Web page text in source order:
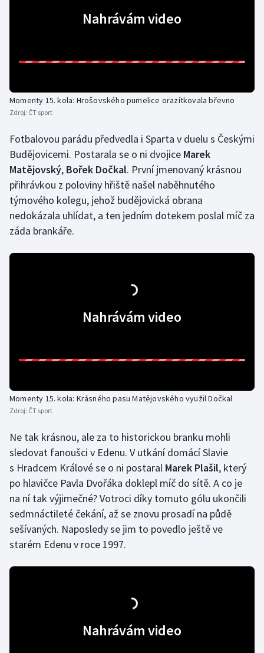
Nahrávám video
Momenty 15. kola: Hrošovského pumelice orazítkovala břevno
Zdroj: ČT sport
Fotbalovou parádu předvedla i Sparta v duelu s Českými
Budějovicemi. Postarala se o ni dvojice Marek
Matějovský, Bořek Dočkal. První jmenovaný krásnou
přihrávkou z poloviny hřiště našel naběhnutého
týmového kolegu, jehož budějovická obrana
nedokázala uhlídat, a ten jedním dotekem poslal míč za
záda brankáře.
Nahrávám video
Momenty 15. kola: Krásného pasu Matějovského využil Dočkal
Zdroj: ČT sport
Ne tak krásnou, ale za to historickou branku mohli
sledovat fanoušci v Edenu. V utkání domácí Slavie
s Hradcem Králové se o ni postaral Marek Plašil, který
po hlavičce Pavla Dvořáka doklepl míč do sítě. A co je
na ní tak výjimečné? Votroci díky tomuto gólu ukončili
sedmnáctileté čekání, až se znovu prosadí na půdě
sešívaných. Naposledy se jim to povedlo ještě ve
starém Edenu v roce 1997.
Nahrávám video